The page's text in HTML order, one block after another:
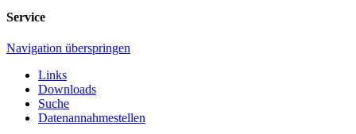
Service
Navigation überspringen
Links
Downloads
Suche
Datenannahmestellen